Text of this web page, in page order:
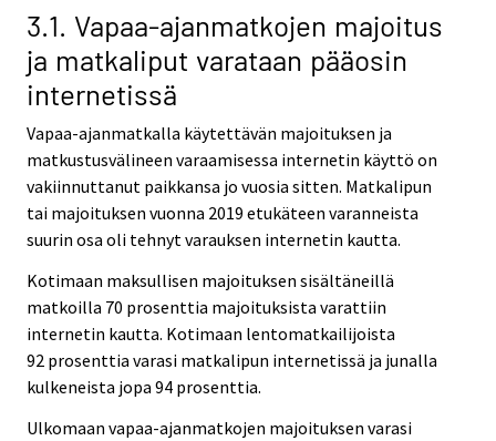
3.1. Vapaa-ajanmatkojen majoitus
ja matkaliput varataan pääosin
internetissä
Vapaa-ajanmatkalla käytettävän majoituksen ja
matkustusvälineen varaamisessa internetin käyttö on
vakiinnuttanut paikkansa jo vuosia sitten. Matkalipun
tai majoituksen vuonna 2019 etukäteen varanneista
suurin osa oli tehnyt varauksen internetin kautta.
Kotimaan maksullisen majoituksen sisältäneillä
matkoilla 70 prosenttia majoituksista varattiin
internetin kautta. Kotimaan lentomatkailijoista
92 prosenttia varasi matkalipun internetissä ja junalla
kulkeneista jopa 94 prosenttia.
Ulkomaan vapaa-ajanmatkojen majoituksen varasi